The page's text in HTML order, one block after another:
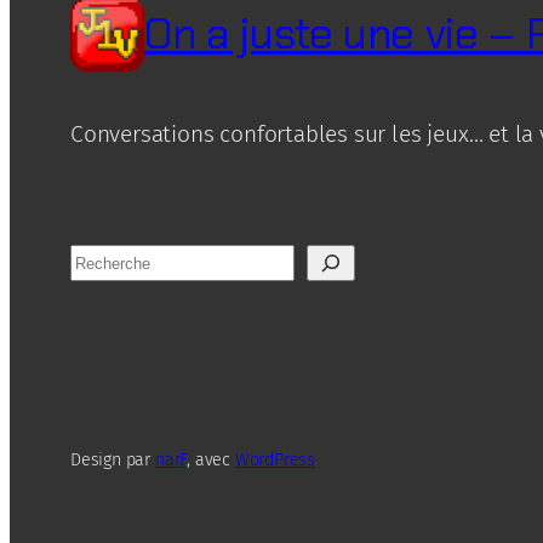
On a juste une vie –
Conversations confortables sur les jeux… et la
R
c
Design par narF, avec WordPress